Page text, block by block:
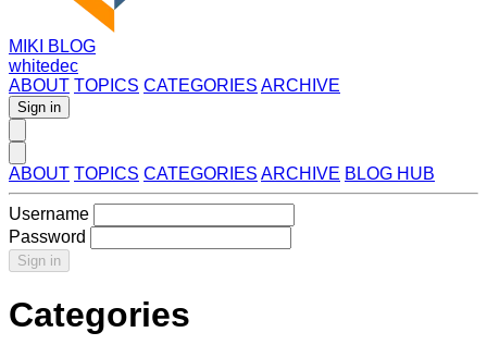
MIKI BLOG
whitedec
ABOUT TOPICS CATEGORIES ARCHIVE
Sign in
ABOUT TOPICS CATEGORIES ARCHIVE BLOG HUB
Username
Password
Sign in
Categories